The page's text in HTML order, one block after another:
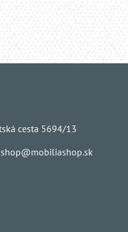
cesta 5694/13
shop@mobiliashop.sk